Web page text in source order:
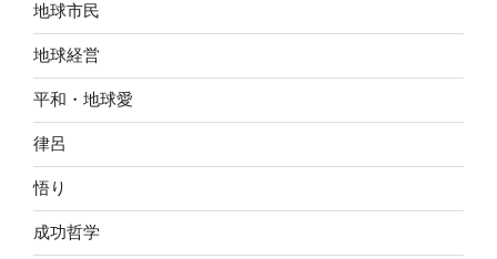
地球市民
地球経営
平和・地球愛
律呂
悟り
成功哲学